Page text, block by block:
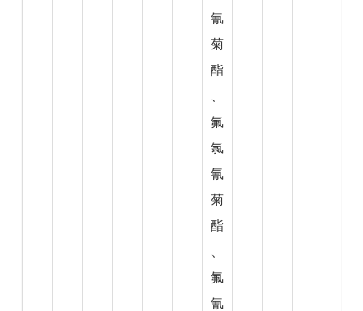
氰
菊
酯
氟
氯
氰
菊
酯
氟
氰